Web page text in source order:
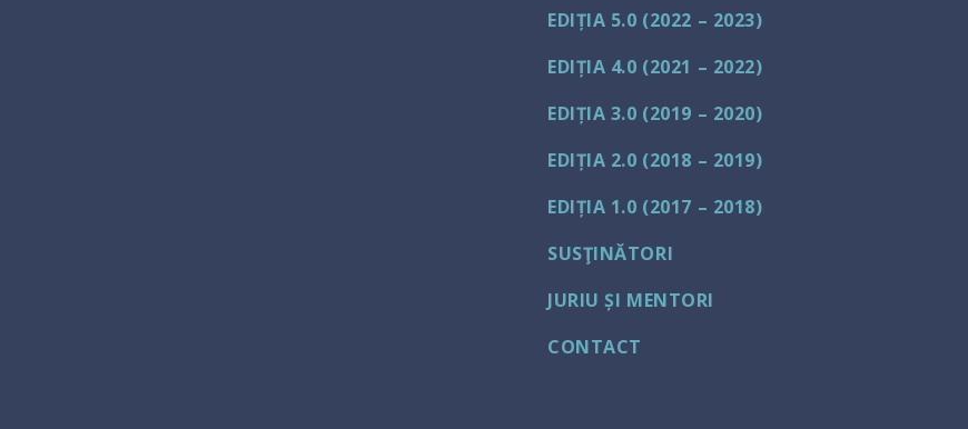
EDIȚIA 5.0 (2022 – 2023)
EDIȚIA 4.0 (2021 – 2022)
EDIȚIA 3.0 (2019 – 2020)
EDIȚIA 2.0 (2018 – 2019)
EDIȚIA 1.0 (2017 – 2018)
SUSŢINĂTORI
JURIU ȘI MENTORI
CONTACT